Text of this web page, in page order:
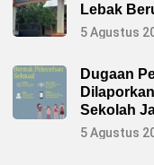
Lebak
5 Agustus
Dugaan
Sekolah
5 Agustus